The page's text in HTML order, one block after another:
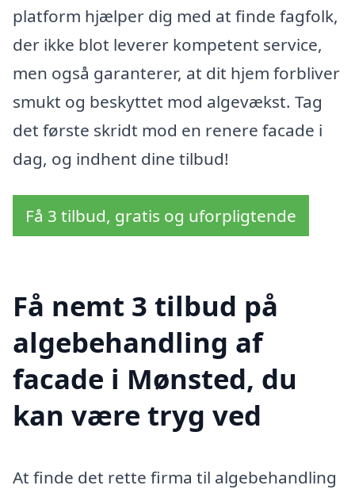
platform hjælper dig med at finde fagfolk,
der ikke blot leverer kompetent service,
men også garanterer, at dit hjem forbliver
smukt og beskyttet mod algevækst. Tag
det første skridt mod en renere facade i
dag, og indhent dine tilbud!
Få 3 tilbud, gratis og uforpligtende
Få nemt 3 tilbud på
algebehandling af
facade i Mønsted, du
kan være tryg ved
At finde det rette firma til algebehandling